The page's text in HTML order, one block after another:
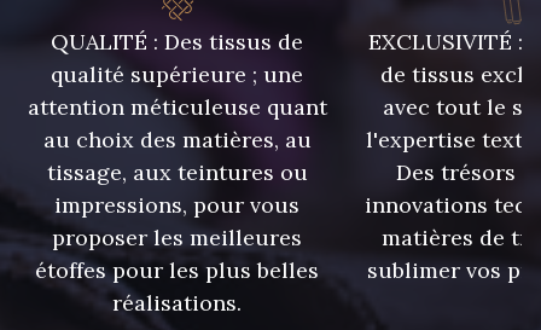
QUALITÉ : Des tissus de
qualité supérieure ; une
attention méticuleuse quant
au choix des matières, au
tissage, aux teintures ou
impressions, pour vous
proposer les meilleures
étoffes pour les plus belles
réalisations.
EXCLUSIVITÉ :
de tissus
avec tout le
l'expertise
Des trésors
innovations
matières de
sublimer vos